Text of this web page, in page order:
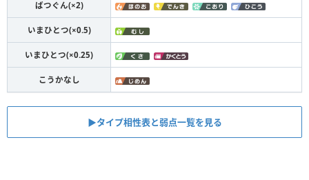
ばつぐん(×2)
いまひとつ(×0.5)
いまひとつ(×0.25)
こうかなし
▶︎タイプ相性表と弱点一覧を見る